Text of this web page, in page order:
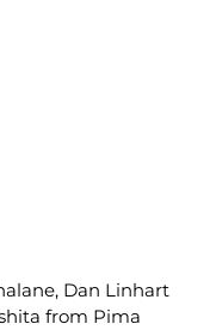
Dan Linhart
from Pima